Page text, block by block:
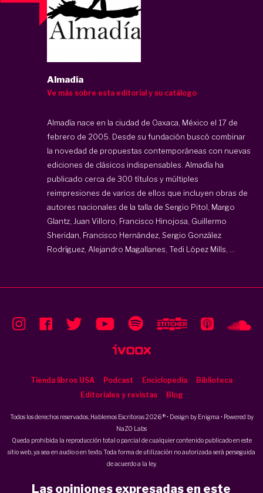
Almadía
Ve más sobre esta editorial y su catálogo
Almadía nace en la ciudad de Oaxaca, México el 17 de
febrero de 2005. Desde su fundación buscó combinar
la novedad de propuestas contemporáneas con nuevas
ediciones de clásicos indispensables. Almadía ha
publicado cerca de 300 títulos y múltiples
reimpresiones de varios de ellos que incluyen obras de
autores nacionales de la talla de Sergio Pitol, Margo
Glantz, Juan Villoro, Francisco Hinojosa, Guillermo
Sheridan, Francisco Hernández, Sergio González
Rodríguez, Alejandro Magallanes, Tedi López Mills, ...
Tienda libros USA Podcast Enciclopedia
Biblioteca
Editoriales y revistas
Blog
Todos los derechos reservados, Hablemos Escritoras 2026 ® • Design by Enigma • Powered by
NaZO Labs
Queda prohibida la reproducción total o parcial de cualquier contenido publicado en este
sitio web, ya sea en audio o en texto. Toda forma de utilización no autorizada será perseguida
de acuerdo a la ley.
Las opiniones expresadas en este